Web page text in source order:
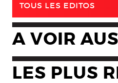
TOUS LES EDITOS
A VOIR
LES PLUS